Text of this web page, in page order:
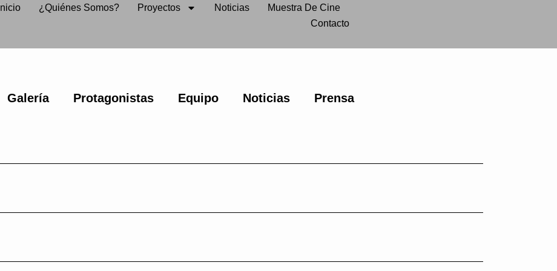
Inicio ¿Quiénes Somos? Proyectos Noticias
Muestra De Cine
Contacto
Galería Protagonistas Equipo Noticias Prensa